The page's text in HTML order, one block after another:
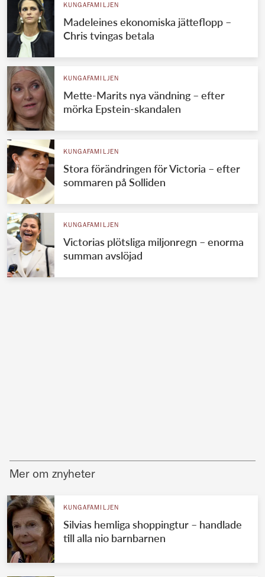
KUNGAFAMILJEN
Madeleines ekonomiska jätteflopp –
Chris tvingas betala
KUNGAFAMILJEN
Mette-Marits nya vändning – efter
mörka Epstein-skandalen
KUNGAFAMILJEN
Stora förändringen för Victoria – efter
sommaren på Solliden
KUNGAFAMILJEN
Victorias plötsliga miljonregn – enorma
summan avslöjad
Mer om znyheter
KUNGAFAMILJEN
Silvias hemliga shoppingtur – handlade
till alla nio barnbarnen